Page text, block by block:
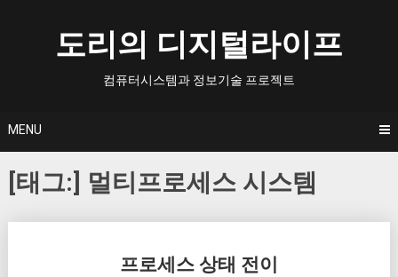
도리의 디지털라이프
컴퓨터시스템과 정보기술 프로젝트
MENU
[태그:] 멀티프로세스 시스템
프로세스 상태 전이